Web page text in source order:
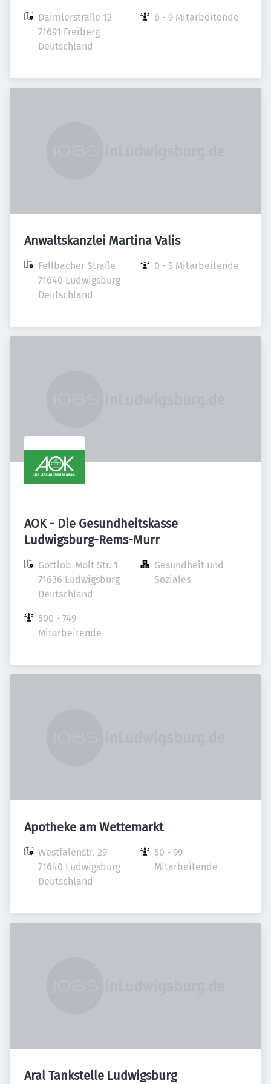
Daimlerstraße 12
71691 Freiberg
Deutschland
6 - 9 Mitarbeitende
Anwaltskanzlei Martina Valis
Fellbacher Straße
71640 Ludwigsburg
Deutschland
0 - 5 Mitarbeitende
AOK - Die Gesundheitskasse
Ludwigsburg-Rems-Murr
Gottlob-Molt-Str. 1
71636 Ludwigsburg
Deutschland
Gesundheit und
Soziales
500 - 749
Mitarbeitende
Apotheke am Wettemarkt
Westfalenstr. 29
71640 Ludwigsburg
Deutschland
50 - 99
Mitarbeitende
Aral Tankstelle Ludwigsburg